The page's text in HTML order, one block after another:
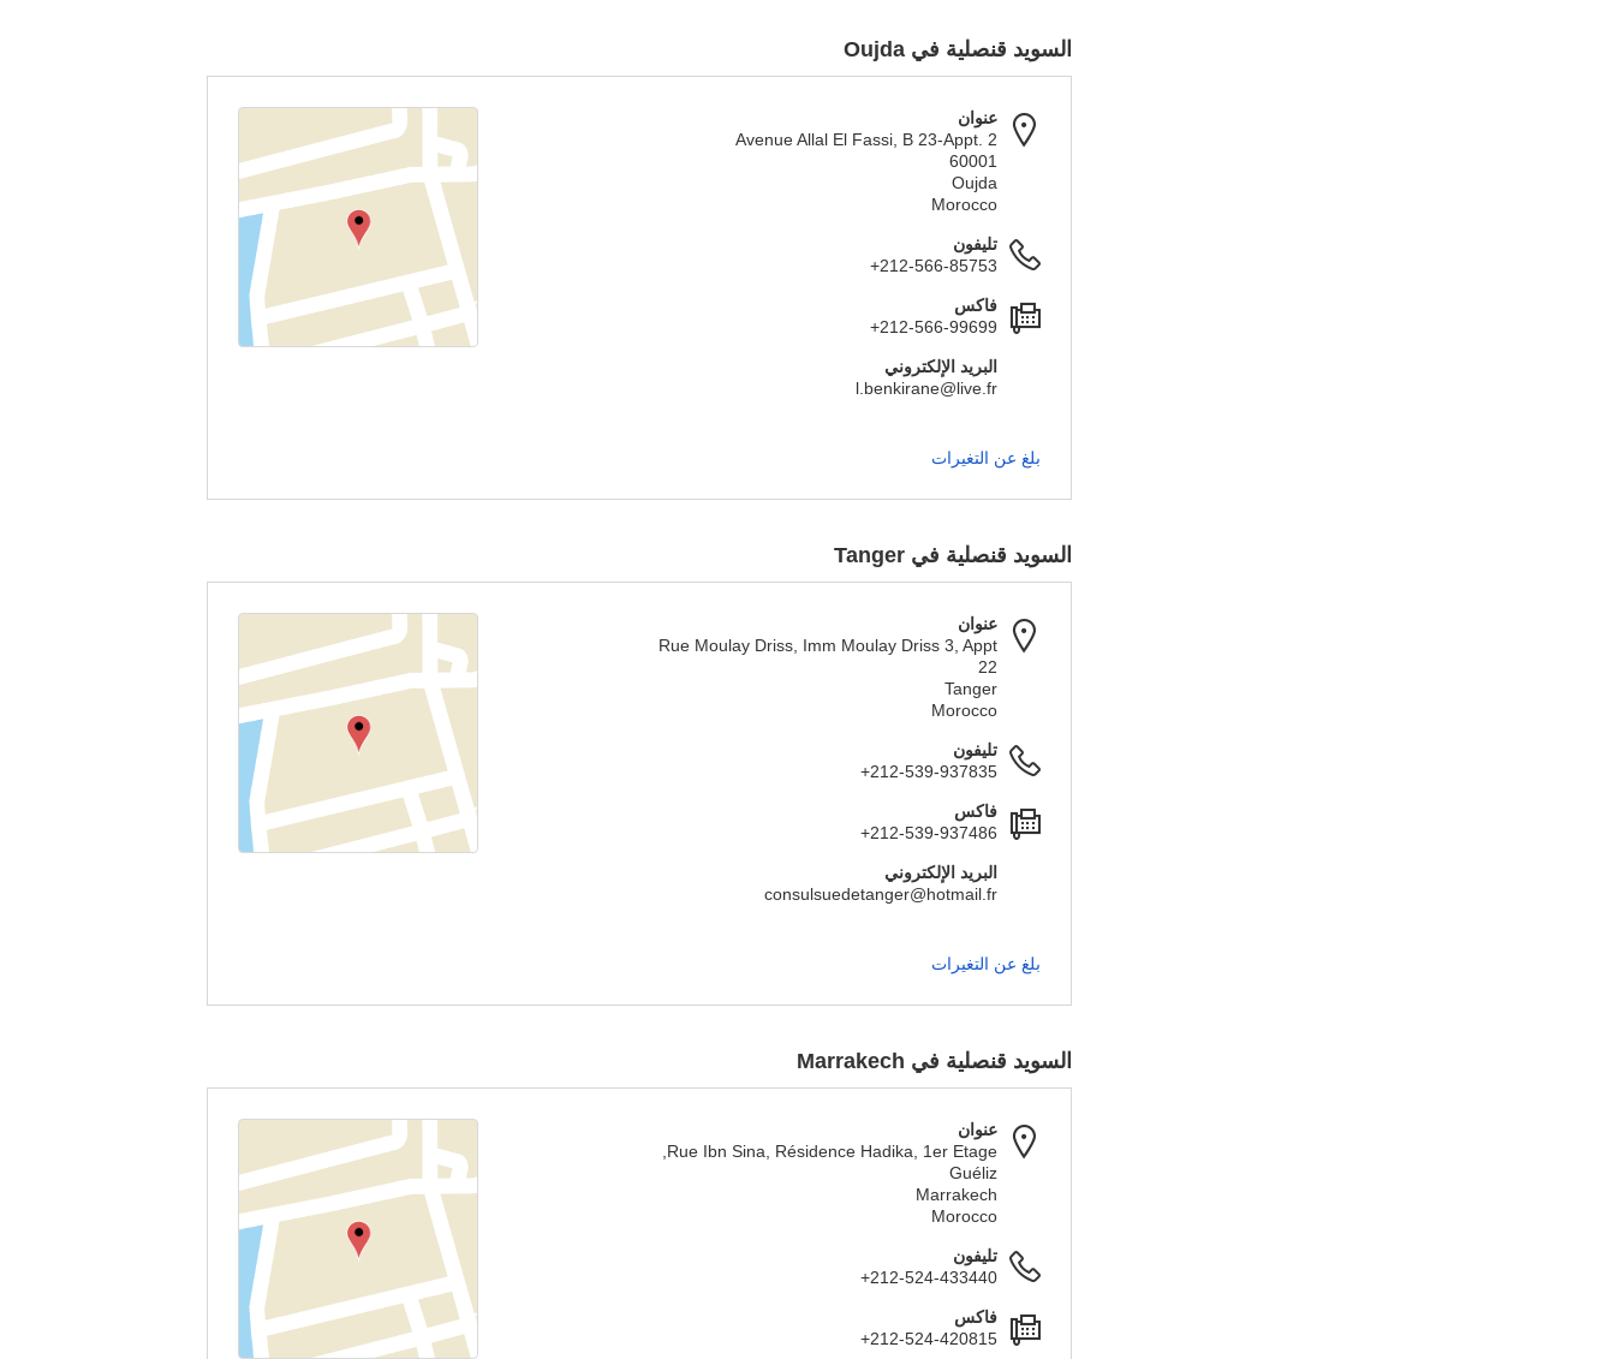
السويد قنصلية في Oujda
عنوان
Avenue Allal El Fassi, B 23-Appt. 2
60001
Oujda
Morocco
تليفون
+212-566-85753
فاكس
+212-566-99699
البريد الإلكتروني
l.benkirane@live.fr
بلغ عن التغيرات
السويد قنصلية في Tanger
عنوان
Rue Moulay Driss, Imm Moulay Driss 3, Appt
22
Tanger
Morocco
تليفون
+212-539-937835
فاكس
+212-539-937486
البريد الإلكتروني
consulsuedetanger@hotmail.fr
بلغ عن التغيرات
السويد قنصلية في Marrakech
عنوان
Rue Ibn Sina, Résidence Hadika, 1er Etage,
Guéliz
Marrakech
Morocco
تليفون
+212-524-433440
فاكس
+212-524-420815